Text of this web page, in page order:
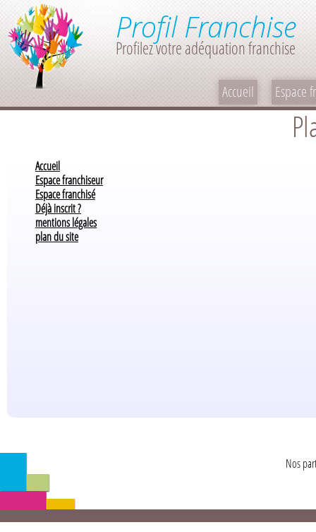
Profil Franchise
Profilez votre adéquation franchise
Accueil Espace
Accueil
Espace franchiseur
Espace franchisé
Déjà inscrit ?
mentions légales
plan du site
Nos